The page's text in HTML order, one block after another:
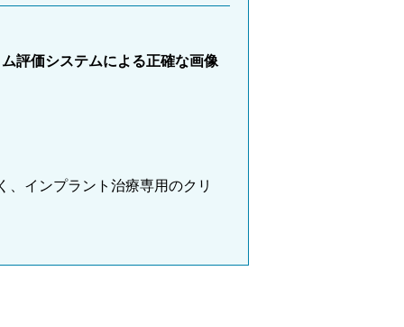
評価システムによる正確な画像
インプラント治療専用のクリ